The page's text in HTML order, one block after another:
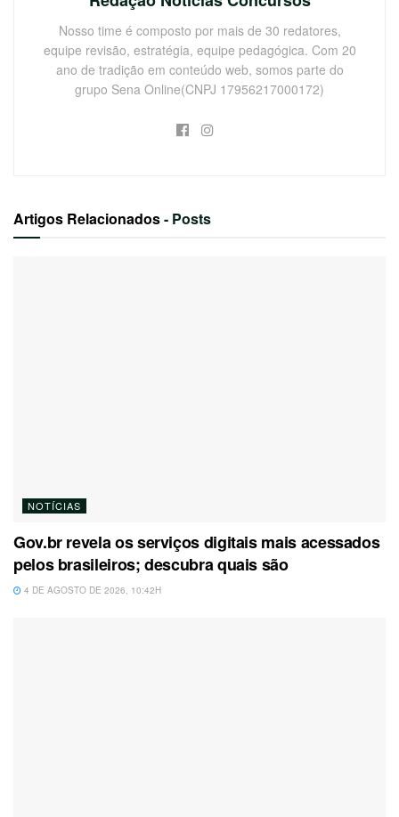
Nosso time é composto por mais de 30 redatores,
equipe revisão, estratégia, equipe pedagógica. Com 20
ano de tradição em conteúdo web, somos parte do
grupo Sena Online(CNPJ 17956217000172)
Artigos Relacionados- Posts
NOTÍCIAS
Gov.br revela os serviços digitais mais acessados
pelos brasileiros; descubra quais são
4 DE AGOSTO DE 2026, 10:42H